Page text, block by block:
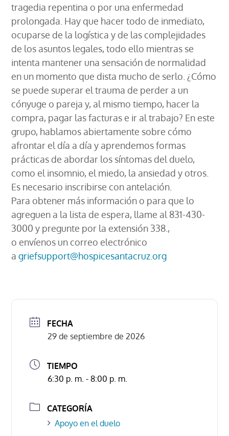
tragedia repentina o por una enfermedad
prolongada. Hay que hacer todo de inmediato,
ocuparse de la logística y de las complejidades
de los asuntos legales, todo ello mientras se
intenta mantener una sensación de normalidad
en un momento que dista mucho de serlo. ¿Cómo
se puede superar el trauma de perder a un
cónyuge o pareja y, al mismo tiempo, hacer la
compra, pagar las facturas e ir al trabajo? En este
grupo, hablamos abiertamente sobre cómo
afrontar el día a día y aprendemos formas
prácticas de abordar los síntomas del duelo,
como el insomnio, el miedo, la ansiedad y otros.
Es necesario inscribirse con antelación.
Para obtener más información o para que lo
agreguen a la lista de espera, llame al 831-430-
3000 y pregunte por la extensión 338.,
o envíenos un correo electrónico
agriefsupport@hospicesantacruz.org
FECHA
29 de septiembre de 2026
TIEMPO
6:30 p. m. - 8:00 p. m.
CATEGORÍA
Apoyo en el duelo